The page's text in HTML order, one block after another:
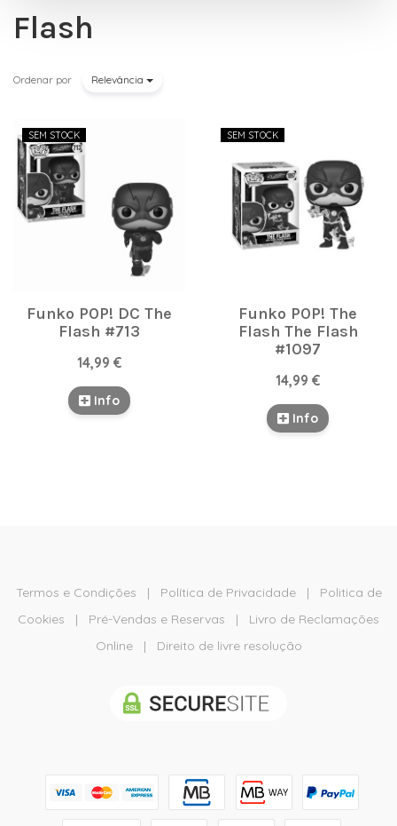
Flash
Ordenar por Relevância
SEM STOCK
Funko POP! DC The
Flash #713
14,99 €
Info
SEM STOCK
Funko POP! The
Flash The Flash
#1097
14,99 €
Info
Termos e Condições | Política de Privacidade| Politica de
Cookies | Pré-Vendas e Reservas | Livro de Reclamações
Online| Direito de livre resolução